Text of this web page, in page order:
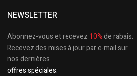
NEWSLETTER
Abonnez-vous et recevez 10%de rabais.
Recevez des mises à jour par e-mail sur
nos dernières
offres spéciales.